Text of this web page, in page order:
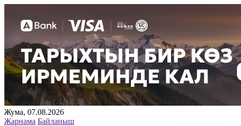
Жума, 07.08.2026
Жарнама Байланыш